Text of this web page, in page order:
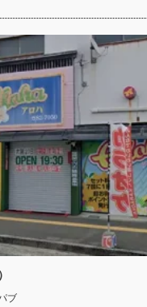
ブ